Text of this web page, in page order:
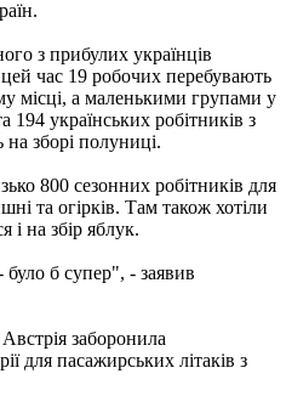
з прибулих українців
час 19 робочих перебувають
місці, а маленькими групами у
українських робітників з
зборі полуниці.
800 сезонних робітників для
та огірків. Там також хотіли
на збір яблук.
було б супер", - заявив
заборонила
для пасажирських літаків з